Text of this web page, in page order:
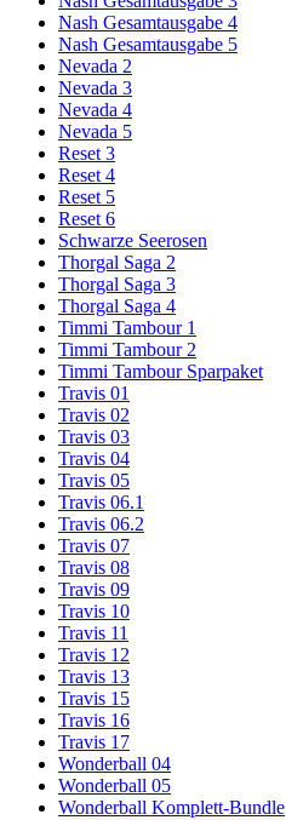
Nash Gesamtausgabe 4
Nash Gesamtausgabe 5
Nevada 2
Nevada 3
Nevada 4
Nevada 5
Reset 3
Reset 4
Reset 5
Reset 6
Schwarze Seerosen
Thorgal Saga 2
Thorgal Saga 3
Thorgal Saga 4
Timmi Tambour 1
Timmi Tambour 2
Timmi Tambour Sparpaket
Travis 01
Travis 02
Travis 03
Travis 04
Travis 05
Travis 06.1
Travis 06.2
Travis 07
Travis 08
Travis 09
Travis 10
Travis 11
Travis 12
Travis 13
Travis 15
Travis 16
Travis 17
Wonderball 04
Wonderball 05
Wonderball Komplett-Bundle